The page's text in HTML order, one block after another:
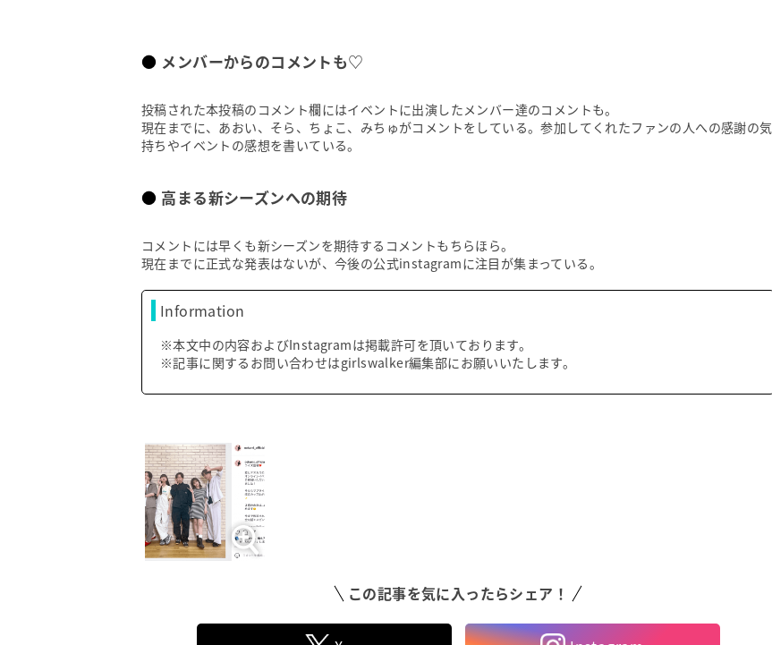
メンバーからのコメントも♡
投稿された本投稿のコメント欄にはイベントに出演したメンバー達のコメントも。
現在までに、あおい、そら、ちょこ、みちゅがコメントをしている。参加してくれたファンの人への感謝の気
持ちやイベントの感想を書いている。
高まる新シーズンへの期待
コメントには早くも新シーズンを期待するコメントもちらほら。
現在までに正式な発表はないが、今後の公式instagramに注目が集まっている。
Information
※本文中の内容およびInstagramは掲載許可を頂いております。
※記事に関するお問い合わせはgirlswalker編集部にお願いいたします。
この記事を気に入ったらシェア！